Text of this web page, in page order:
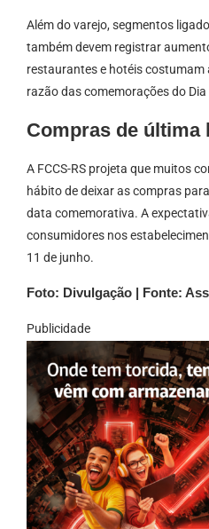
Além do varejo, segmentos
também devem registrar
restaurantes e hotéis
razão das comemorações do
Compras de última
A FCCS-RS projeta que muitos
hábito de deixar as compras
data comemorativa. A
consumidores nos
11 de junho.
Foto: Divulgação | Fonte:
Publicidade